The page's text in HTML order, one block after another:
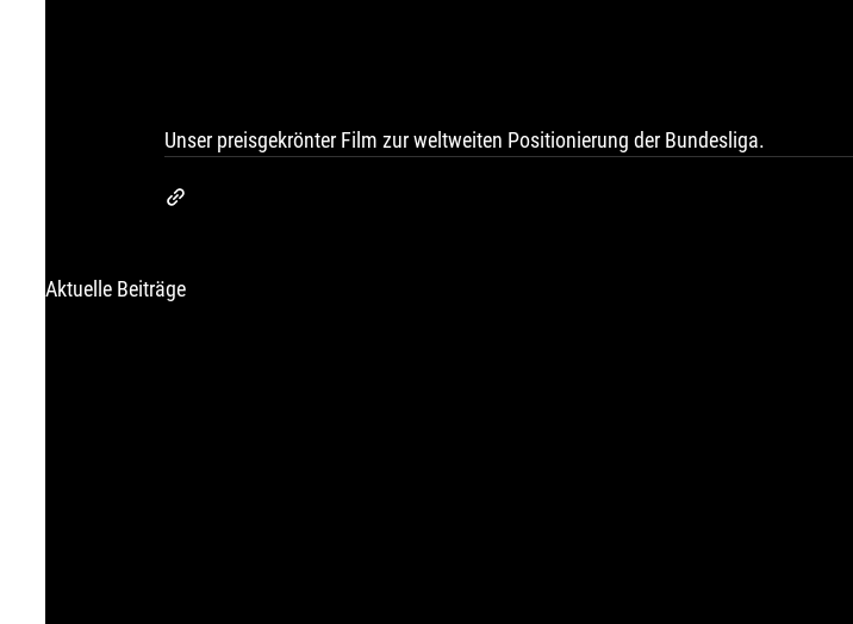
Unser preisgekrönter Film zur weltweiten Positionierung der Bundesliga.
Aktuelle Beiträge